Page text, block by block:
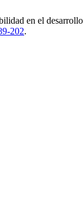
en el
202.